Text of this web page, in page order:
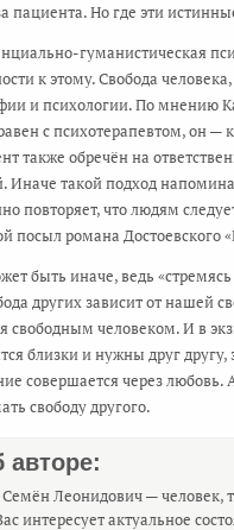
пациента. Но где эти
гуманистическая
к этому. Свобода
и психологии. По мнению
с психотерапевтом, он —
также обречён на
Иначе такой подход
повторяет, что людям
посыл романа Достоевского
быть иначе, ведь
других зависит от нашей
свободным человеком. И в
близки и нужны друг
совершается через любовь.
свободу другого.
авторе:
Семён Леонидович — человек,
интересует актуальное